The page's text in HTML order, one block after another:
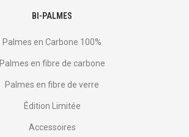
BI-PALMES
Palmes en Carbone 100%
Palmes en fibre de carbone
Palmes en fibre de verre
Édition Limitée
Accessoires